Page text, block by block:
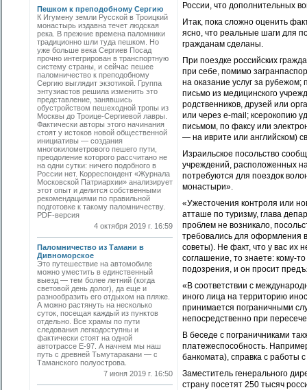
Пешком к преподобному Сергию
К Игумену земли Русской в Троицкий
монастырь издавна течет людская
река. В прежние времена паломники
традиционно шли туда пешком. Но
уже больше века Сергиев Посад
прочно интегрирован в транспортную
систему страны, и сейчас пешее
паломничество к преподобному
Сергию выглядит экзотикой. Группа
энтузиастов решила изменить это
представление, занявшись
обустройством пешеходной тропы из
Москвы до Троице-Сергиевой лавры.
Фактически авторы этого начинания
стоят у истоков новой общест­венной
инициативы — создания
многокилометрового пешего пути,
преодоление которого рассчитано не
на одни сутки: ничего подобного в
России нет. Корреспондент «Журнала
Московской Патриархии» анализирует
этот опыт и делится собственными
рекомендациями по правильной
подготовке к такому паломничеству.
PDF-версия
4 октября 2019 г. 16:59
Паломничество из Тамани в
Дивноморское
Это путешествие на автомобиле
можно уместить в единственный
выезд — тем более летний (когда
световой день долог), да еще и
разнообразить его отдыхом на пляже.
А можно растянуть на несколько
суток, посещая каждый из пунктов
отдельно. Все храмы по пути
следования легкодоступны и
фактически стоят на одной
автотрассе Е-97. А начнем мы наш
путь с древней Тьмутаракани — с
Таманского полуострова.
7 июня 2019 г. 16:50
России, что дополнительных
Итак, пока сложно оценить
ясно, что реальные шаги для
гражданам сделаны.
При поездке российских
при себе, помимо
на оказание услуг за
письмо из медицинского
родственников, друзей или
или через e-mail; ксерокопию
письмом, по факсу или
— на иврите или английском)
Израильское посольство
учреждений, расположенных
потребуются для поездок
монастыри».
«Ужесточения контроля или
атташе по туризму, глава
проблем не возникало,
требовались для оформления
советы). Не факт, что у вас их
соглашение, то знаете: кому-
подозрения, и он просит
«В соответствии с
иного лица на территорию
принимается пограничными
непосредственно при
В беседе с пограничниками
платежеспособность.
банкомата), справка с работы
Заместитель генерального
страну посетят 250 тысяч